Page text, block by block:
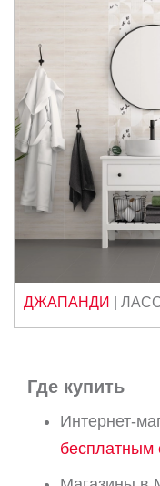
ДЖАПАНДИ
Где купить
Интернет-
бесплатным